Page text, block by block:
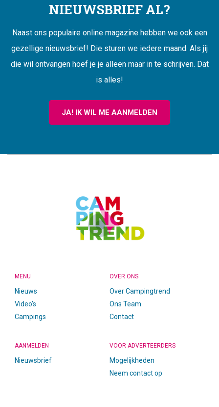
NIEUWSBRIEF AL?
Naast ons populaire online magazine hebben we ook een
gezellige nieuwsbrief! Die sturen we iedere maand. Als jij
die wil ontvangen hoef je je alleen maar in te schrijven. Dat
is alles!
JA! IK WIL ME AANMELDEN
MENU
Nieuws
Video’s
Campings
OVER ONS
Over Campingtrend
Ons Team
Contact
AANMELDEN
Nieuwsbrief
VOOR ADVERTEERDERS
Mogelijkheden
Neem contact op